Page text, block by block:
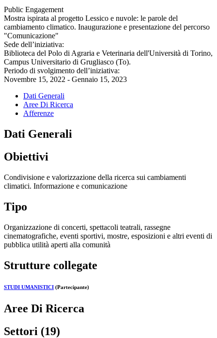
Public Engagement
Mostra ispirata al progetto Lessico e nuvole: le parole del
cambiamento climatico. Inaugurazione e presentazione del percorso
"Comunicazione"
Sede dell’iniziativa:
Biblioteca del Polo di Agraria e Veterinaria dell'Università di Torino,
Campus Universitario di Grugliasco (To).
Periodo di svolgimento dell’iniziativa:
Novembre 15, 2022 - Gennaio 15, 2023
Dati Generali
Aree Di Ricerca
Afferenze
Dati Generali
Obiettivi
Condivisione e valorizzazione della ricerca sui cambiamenti
climatici. Informazione e comunicazione
Tipo
Organizzazione di concerti, spettacoli teatrali, rassegne
cinematografiche, eventi sportivi, mostre, esposizioni e altri eventi di
pubblica utilità aperti alla comunità
Strutture collegate
STUDI UMANISTICI (Partecipante)
Aree Di Ricerca
Settori (19)